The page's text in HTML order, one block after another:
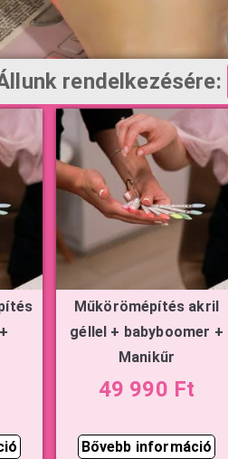
rendelkezésére:
Műkörömépítés akril
géllel + babyboomer +
Manikűr
49 990 Ft
Bővebb információ